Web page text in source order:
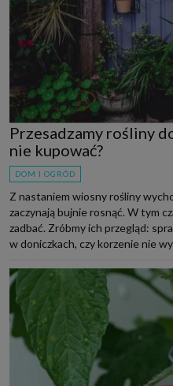
Przesadzamy rośliny
nie kupować?
DOM I OGRÓD
Z nastaniem wiosny rośliny
zaczynają bujnie rosnąć. W tym
zadbać. Zróbmy ich przegląd:
w doniczkach, czy korzenie nie